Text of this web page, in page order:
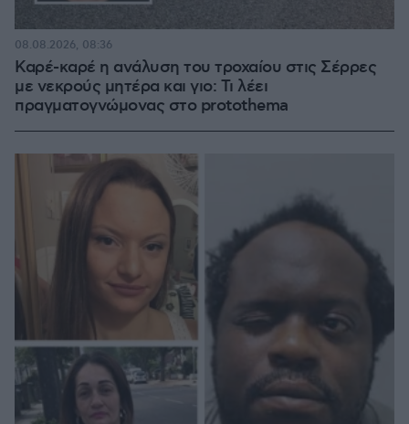
Καρέ-καρέ η ανάλυση του τροχαίου στις Σέρρες
με νεκρούς μητέρα και γιο: Τι λέει
πραγματογνώμονας στο protothema
08.08.2026, 08:36